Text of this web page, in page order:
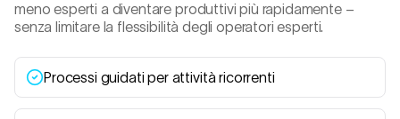
meno esperti a diventare produttivi più rapidamente –
senza limitare la flessibilità degli operatori esperti.
Processi guidati per attività ricorrenti